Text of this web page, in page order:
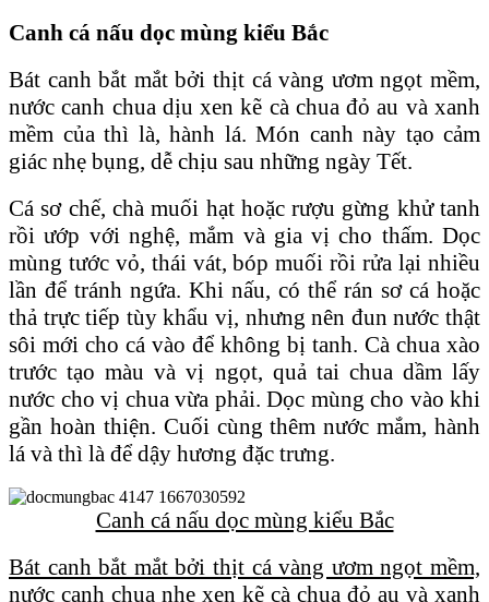
Canh cá nấu dọc mùng kiểu Bắc
Bát canh bắt mắt bởi thịt cá vàng ươm ngọt mềm,
nước canh chua dịu xen kẽ cà chua đỏ au và xanh
mềm của thì là, hành lá. Món canh này tạo cảm
giác nhẹ bụng, dễ chịu sau những ngày Tết.
Cá sơ chế, chà muối hạt hoặc rượu gừng khử tanh
rồi ướp với nghệ, mắm và gia vị cho thấm. Dọc
mùng tước vỏ, thái vát, bóp muối rồi rửa lại nhiều
lần để tránh ngứa. Khi nấu, có thể rán sơ cá hoặc
thả trực tiếp tùy khẩu vị, nhưng nên đun nước thật
sôi mới cho cá vào để không bị tanh. Cà chua xào
trước tạo màu và vị ngọt, quả tai chua dầm lấy
nước cho vị chua vừa phải. Dọc mùng cho vào khi
gần hoàn thiện. Cuối cùng thêm nước mắm, hành
lá và thì là để dậy hương đặc trưng.
Canh cá nấu dọc mùng kiểu Bắc
Bát canh bắt mắt bởi thịt cá vàng ươm ngọt mềm,
nước canh chua nhẹ xen kẽ cà chua đỏ au và xanh